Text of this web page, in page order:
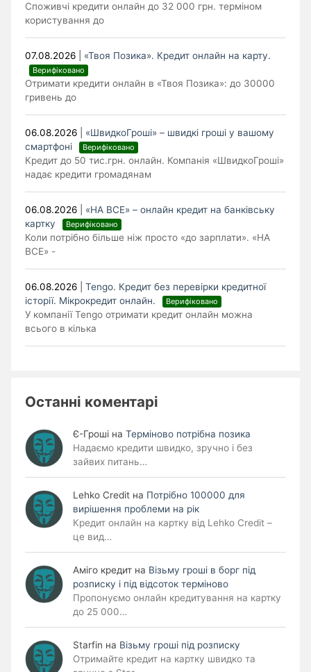
Споживчі кредити онлайн до 32 000 грн. терміном
користування до
07.08.2026 «Твоя Позика». Кредит онлайн на карту.
Верифіковано
Отримати кредити онлайн в «Твоя Позика»: до 30000
гривень до
06.08.2026
«ШвидкоГроші» – швидкі гроші у вашому
смартфоні
Верифіковано
Кредит до 50 тис.грн. онлайн. Компанія «ШвидкоГроші»
надає кредити громадянам
06.08.2026
«НА ВСЕ» – онлайн кредит на банківську
картку
Верифіковано
Коли потрібно більше ніж просто «до зарплати». «НА
ВСЕ» -
06.08.2026 |Tengo. Кредит без перевірки кредитної
історії. Мікрокредит онлайн.
Верифіковано
У компанії Tengo отримати кредит онлайн можна
всього в кілька
Останні коментарі
Є-Гроші на Терміново потрібна позика
Надаємо кредити швидко, зручно і без
зайвих питань…
Lehko Сredit на Потрібно 100000 для
вирішення проблеми на рік
Кредит онлайн на картку від Lehko Credit –
це вид…
Аміго кредит на Візьму гроші в борг під
розписку і під відсоток терміново
Пропонуємо онлайн кредитування на картку
до 25 000…
Starfin на Візьму гроші під розписку
Отримайте кредит на картку швидко та